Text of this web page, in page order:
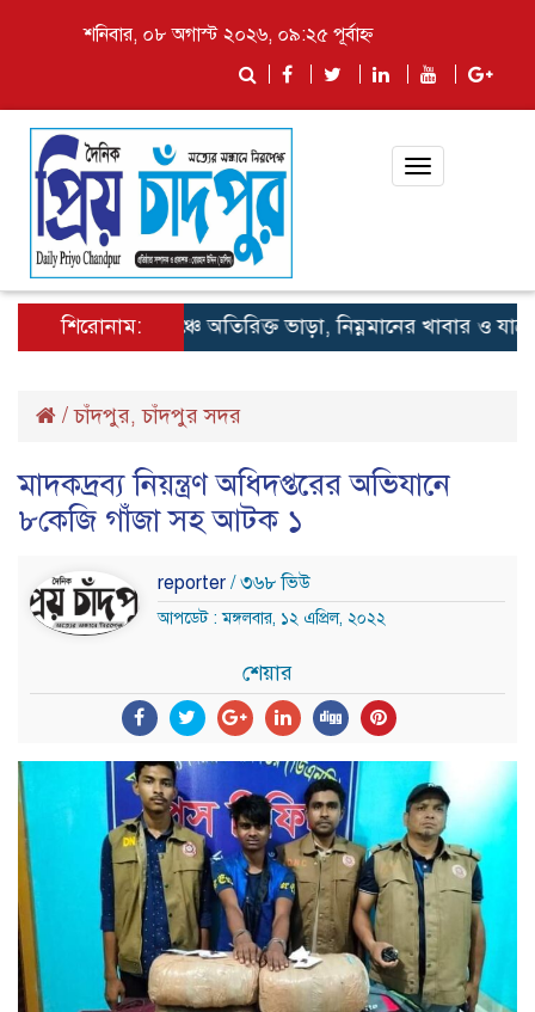
শনিবার, ০৮ অগাস্ট ২০২৬, ০৯:২৫ পূর্বাহ্ন
Toggle
শিরোনাম:লঞ্চে অতিরিক্ত ভাড়া, নিম্নমানের খাবার ও যাত্রী
/চাঁদপুর,চাঁদপুর সদর
মাদকদ্রব্য নিয়ন্ত্রণ অধিদপ্তরের অভিযানে
৮কেজি গাঁজা সহ আটক ১
reporter / ৩৬৮ ভিউ
আপডেট : মঙ্গলবার, ১২ এপ্রিল, ২০২২
শেয়ার